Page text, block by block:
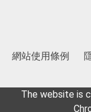
網站使用條例
The website is